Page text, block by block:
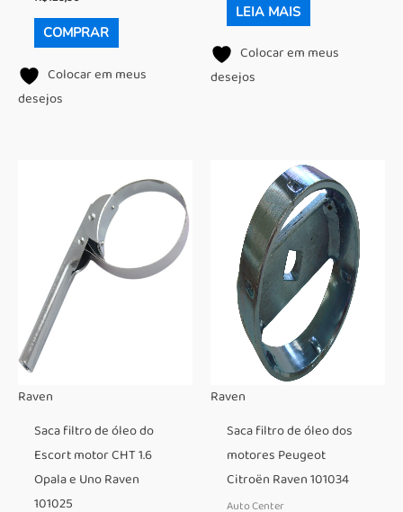
COMPRAR
Colocar em meus
desejos
LEIA MAIS
Colocar em meus
desejos
Raven
Saca filtro de óleo do
Escort motor CHT 1.6
Opala e Uno Raven
101025
Raven
Saca filtro de óleo dos
motores Peugeot
Citroën Raven 101034
Auto Center